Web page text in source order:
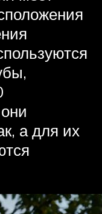
а для их